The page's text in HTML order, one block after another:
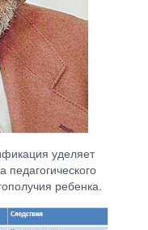
уделяет
педагогического
ребенка.